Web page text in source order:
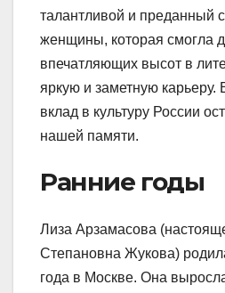
талантливой и преданный
женщины, которая смогла
впечатляющих высот в
яркую и заметную карьеру.
вклад в культуру России
нашей памяти.
Ранние годы
Лиза Арзамасова
Степановна Жукова)
года в Москве. Она